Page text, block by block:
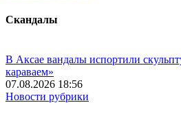
Скандалы
В Аксае вандалы испортили
караваем»
07.08.2026 18:56
Новости рубрики